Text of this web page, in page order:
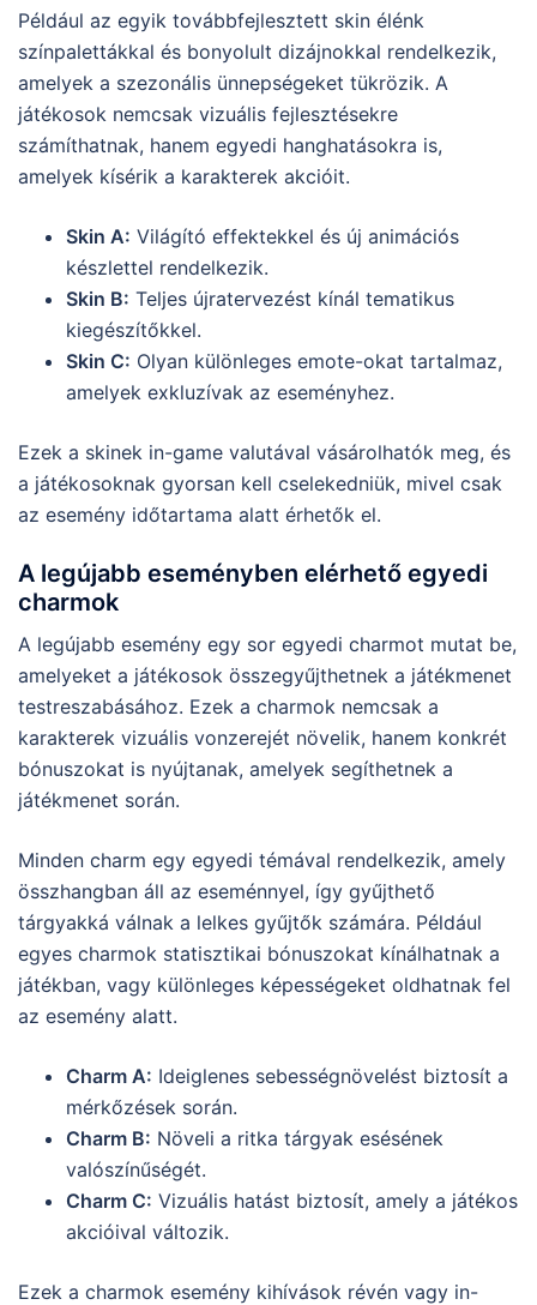
Például az egyik továbbfejlesztett skin élénk
színpalettákkal és bonyolult dizájnokkal rendelkezik,
amelyek a szezonális ünnepségeket tükrözik. A
játékosok nemcsak vizuális fejlesztésekre
számíthatnak, hanem egyedi hanghatásokra is,
amelyek kísérik a karakterek akcióit.
Skin A: Világító effektekkel és új animációs
készlettel rendelkezik.
Skin B: Teljes újratervezést kínál tematikus
kiegészítőkkel.
Skin C: Olyan különleges emote-okat tartalmaz,
amelyek exkluzívak az eseményhez.
Ezek a skinek in-game valutával vásárolhatók meg, és
a játékosoknak gyorsan kell cselekedniük, mivel csak
az esemény időtartama alatt érhetők el.
A legújabb eseményben elérhető egyedi
charmok
A legújabb esemény egy sor egyedi charmot mutat be,
amelyeket a játékosok összegyűjthetnek a játékmenet
testreszabásához. Ezek a charmok nemcsak a
karakterek vizuális vonzerejét növelik, hanem konkrét
bónuszokat is nyújtanak, amelyek segíthetnek a
játékmenet során.
Minden charm egy egyedi témával rendelkezik, amely
összhangban áll az eseménnyel, így gyűjthető
tárgyakká válnak a lelkes gyűjtők számára. Például
egyes charmok statisztikai bónuszokat kínálhatnak a
játékban, vagy különleges képességeket oldhatnak fel
az esemény alatt.
Charm A: Ideiglenes sebességnövelést biztosít a
mérkőzések során.
Charm B: Növeli a ritka tárgyak esésének
valószínűségét.
Charm C: Vizuális hatást biztosít, amely a játékos
akcióival változik.
Ezek a charmok esemény kihívások révén vagy in-